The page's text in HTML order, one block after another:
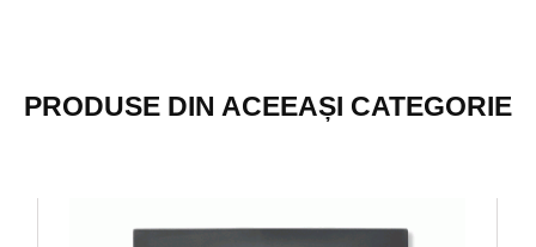
PRODUSE DIN ACEEAȘI CATEGORIE